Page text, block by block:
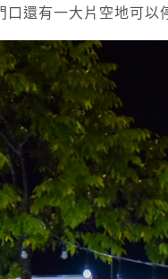
還有一大片空地可